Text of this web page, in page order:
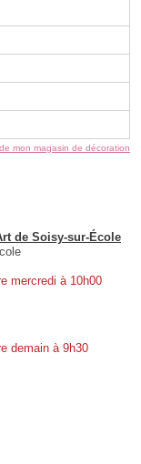
mon magasin de décoration
de Soisy-sur-École
mercredi à 10h00
demain à 9h30